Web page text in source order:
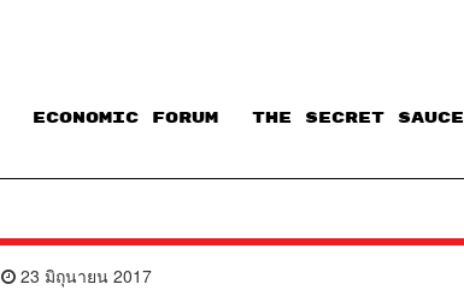
ECONOMIC FORUM THE SECRET SAUCE​
23 มิถุนายน 2017